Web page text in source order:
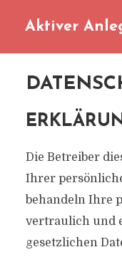
Aktiver
Die Betreiber
Ihrer
behandeln Ihre
vertraulich und
gesetzlichen